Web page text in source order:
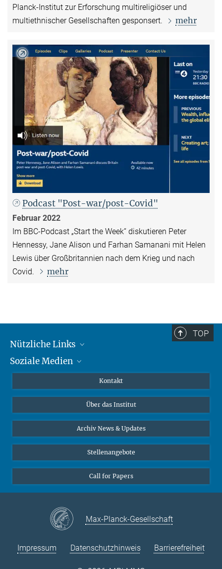
Planck-Institut zur Erforschung multireligiöser und
multiethnischer Gesellschaften gesponsert.
mehr
Podcast "Post-war/post-Covid"
Februar 2022
Im BBC-Podcast „Start the Week“ diskutieren Peter
Hennessy, Jane Alison und Farhan Samanani mit Helen
Lewis über Großbritannien nach dem Krieg und nach
Covid.
mehr
TOP
Nützliche Links
MMG Alumni Corner
Interviews zum Thema "Diversity"
Soziale Medien
Kontakt
Über das Institut
Archiv News & Updates
Stellenangebote
Call for Papers
Max-Planck-Gesellschaft
Impressum Datenschutzhinweis Barrierefreiheit